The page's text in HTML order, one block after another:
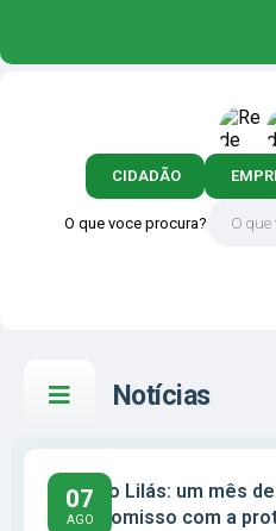
O que voce procura?
CIDADÃO
Notícias
Agosto Lilás: um mês
compromisso com a
07
AGO